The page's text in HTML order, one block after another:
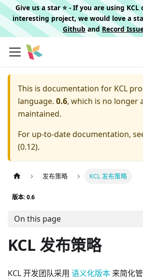
Give us a star ⭐️ - If you are using
interesting project, we would love a
Githuband Record
This is documentation for KCL
language. 0.6, which is no longer
maintained.
For up-to-date documentation,
(0.12).
发布策略 KCL 发布策略
版本: 0.6
On this page
KCL 发布策略
KCL 开发团队采用 语义化版本 来简化